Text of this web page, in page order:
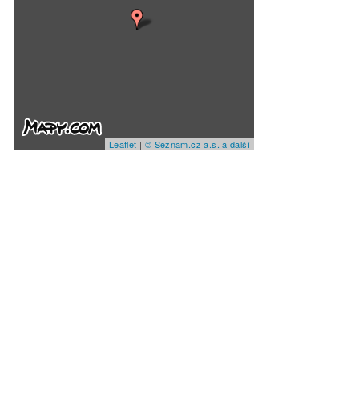
Leaflet | © Seznam.cz a.s. a další